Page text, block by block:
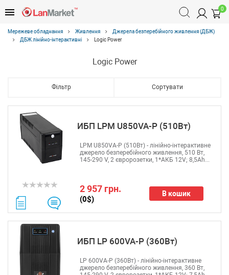
0
Мережеве обладнання Живлення
Джерела безперебійного живлення (ДБЖ)
ДБЖ лінійно-інтерактивні
Logic Power
Logic Power
Фільтр Сортувати
ИБП LPМ U850VA-P (510Вт)
2 957 грн.
(0$)
В кошик
LPМ U850VA-P (510Вт) - лінійно-інтерактивне
джерело безперебійного живлення, 510 Вт,
145-290 V, 2 євророзетки, 1*АКБ 12V; 8,5Ah...
ИБП LP 600VA-P (360Вт)
LP 600VA-P (360Вт) - лінійно-інтерактивне
джерело безперебійного живлення, 360 Вт,